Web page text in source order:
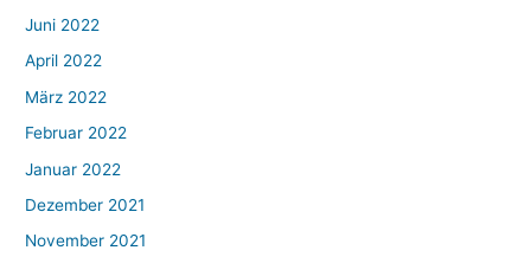
Juni 2022
April 2022
März 2022
Februar 2022
Januar 2022
Dezember 2021
November 2021